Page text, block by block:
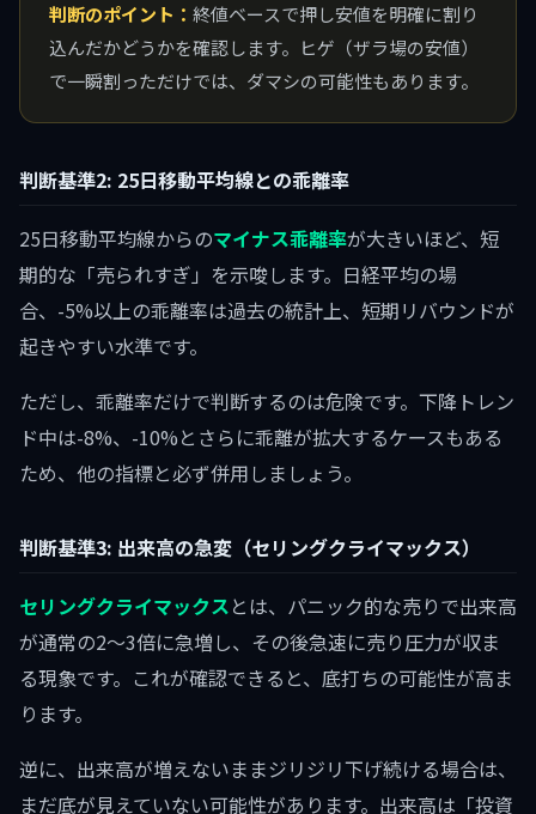
判断のポイント： 終値ベースで押し安値を明確に割り
込んだかどうかを確認します。ヒゲ（ザラ場の安値）
で一瞬割っただけでは、ダマシの可能性もあります。
判断基準2: 25日移動平均線との乖離率
25日移動平均線からのマイナス乖離率が大きいほど、短
期的な「売られすぎ」を示唆します。日経平均の場
合、-5%以上の乖離率は過去の統計上、短期リバウンドが
起きやすい水準です。
ただし、乖離率だけで判断するのは危険です。下降トレン
ド中は-8%、-10%とさらに乖離が拡大するケースもある
ため、他の指標と必ず併用しましょう。
判断基準3: 出来高の急変（セリングクライマックス）
セリングクライマックスとは、パニック的な売りで出来高
が通常の2〜3倍に急増し、その後急速に売り圧力が収ま
る現象です。これが確認できると、底打ちの可能性が高ま
ります。
逆に、出来高が増えないままジリジリ下げ続ける場合は、
まだ底が見えていない可能性があります。出来高は「投資